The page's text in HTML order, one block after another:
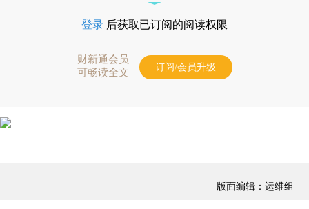
登录 后获取已订阅的阅读权限
财新通会员
可畅读全文
订阅/会员升级
版面编辑：运维组